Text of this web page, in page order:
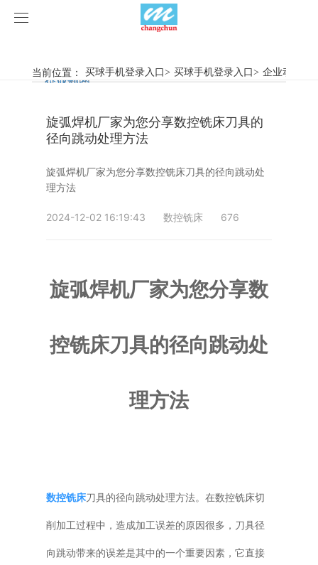
买球手机登录入口
旋弧焊机
普通铣床
产品视频
当前位置： 买球手机登录入口> 买球手机登录入口> 企业动态
行业新闻
企业动态
旋弧焊机厂家为您分享数控铣床刀具的
径向跳动处理方法
旋弧焊机厂家为您分享数控铣床刀具的径向跳动处
理方法
2024-12-02 16:19:43 数控铣床 676
旋弧焊机厂家为您分享数
控铣床刀具的径向跳动处
理方法
数控铣床刀具的径向跳动处理方法。在数控铣床切
削加工过程中，造成加工误差的原因很多，刀具径
向跳动带来的误差是其中的一个重要因素，它直接